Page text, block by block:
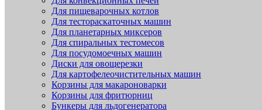
Для пищеварочных котлов
Для тестораскаточных машин
Для планетарных миксеров
Для спиральных тестомесов
Для посудомоечных машин
Диски для овощерезки
Для картофелеочистительных машин
Корзины для макароноварки
Корзины для фритюрниц
Бункеры для льдогенератора